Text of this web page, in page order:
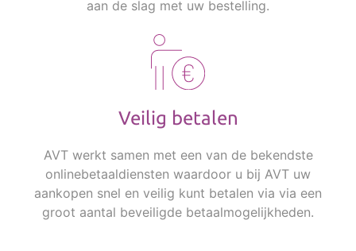
aan de slag met uw bestelling.
Veilig betalen
AVT werkt samen met een van de bekendste
onlinebetaaldiensten waardoor u bij AVT uw
aankopen snel en veilig kunt betalen via via een
groot aantal beveiligde betaalmogelijkheden.